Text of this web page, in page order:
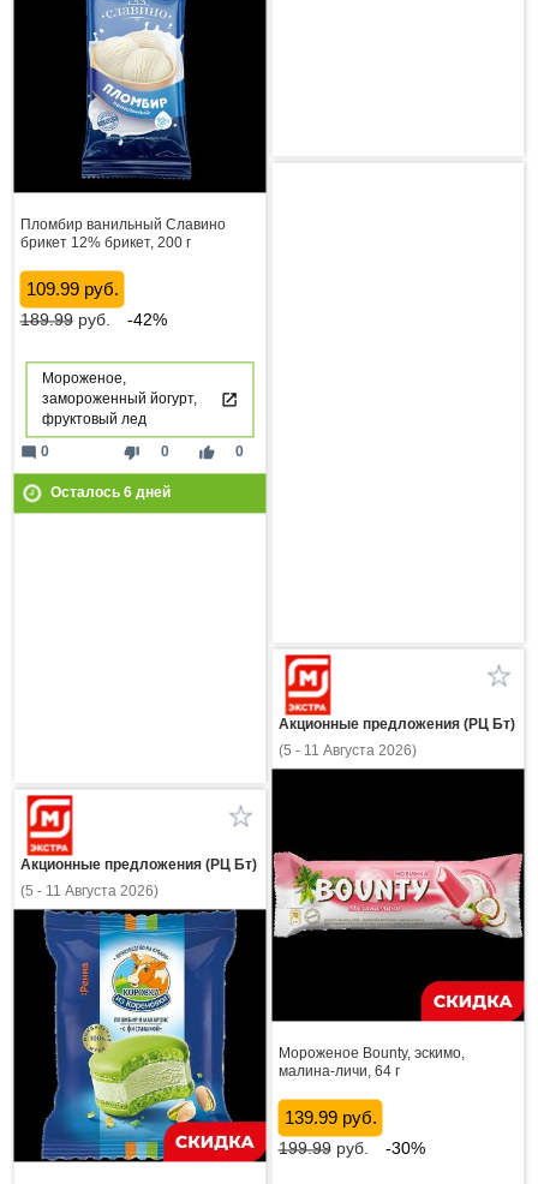
Пломбир ванильный Славино
брикет 12% брикет, 200 г
109.99 руб.
189.99руб. -42%
Мороженое,
замороженный йогурт,
фруктовый лед
thumb_down 0 thumb_up 0
mode_comment 0
Осталось 6дней
Акционные предложения (РЦ Бт)
(5 - 11 Августа 2026)
Мороженое Bounty, эскимо,
малина-личи, 64 г
139.99 руб.
199.99руб. -30%
Акционные предложения (РЦ Бт)
(5 - 11 Августа 2026)